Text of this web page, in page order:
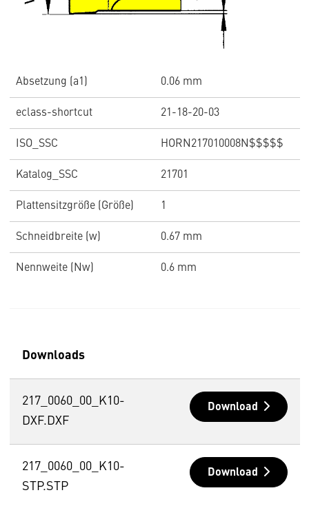
Absetzung (a1) 0.06 mm
eclass-shortcut 21-18-20-03
ISO_SSC HORN217010008N$$$$$
Katalog_SSC 21701
Plattensitzgröße (Größe) 1
Schneidbreite (w) 0.67 mm
Nennweite (Nw) 0.6 mm
Downloads
217_0060_00_K10-
DXF.DXF
Download
217_0060_00_K10-
STP.STP
Download